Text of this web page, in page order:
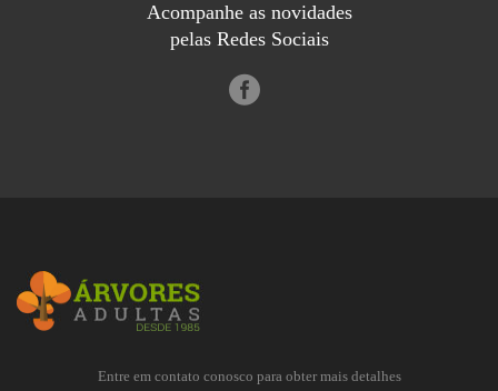
Acompanhe as novidades
pelas Redes Sociais
Entre em contato conosco para obter mais detalhes